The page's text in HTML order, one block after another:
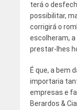
terá o
possibilitar,
corrigirá o
escolheram,
prestar-lhes
É que, a bem
importaria
empresas e
Berardos &